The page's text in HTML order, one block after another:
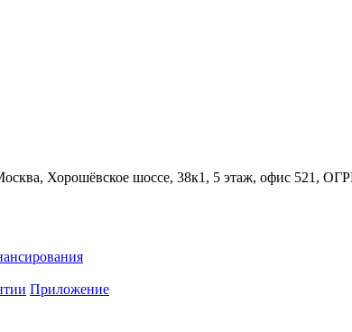
Хорошёвское шоссе, 38к1, 5 этаж, офис 521,
Приложение